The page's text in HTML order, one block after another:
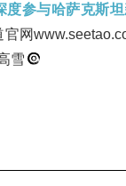
度参与哈萨克斯
网
雪